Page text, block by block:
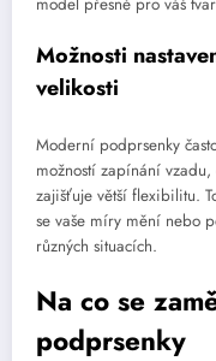
Možnosti
velikosti
Moderní podprsenky
možností zapínání
zajišťuje větší flexibilitu.
se vaše míry mění nebo
různých situacích.
Na co se
podprsenky